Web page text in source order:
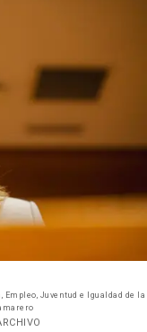
Juventud e Igualdad de la